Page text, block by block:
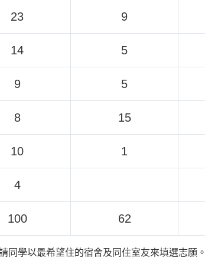
23 9
14 5
9 5
8 15
10 1
4
100 62
同學以最希望住的宿舍及同住室友來填選志願。